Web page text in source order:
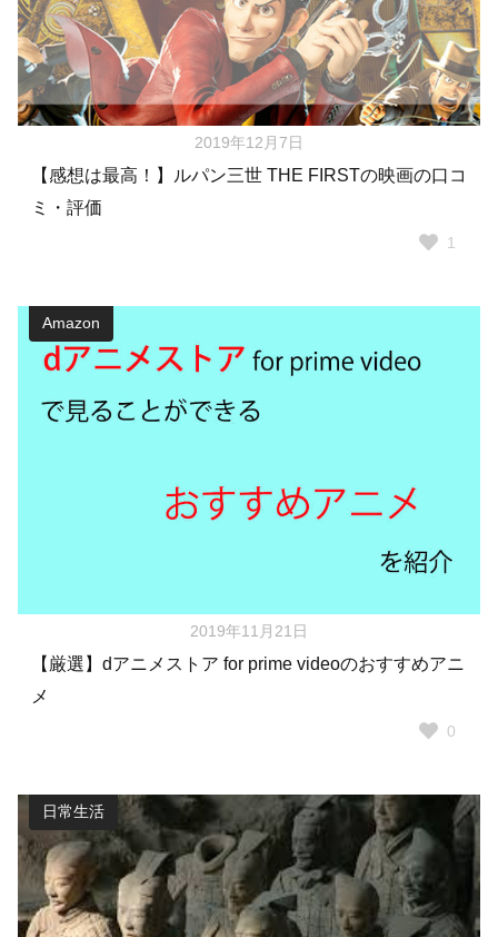
2019年12月7日
【感想は最高！】ルパン三世 THE FIRSTの映画の口コ
ミ・評価
1
Amazon
2019年11月21日
【厳選】dアニメストア for prime videoのおすすめアニ
メ
0
日常生活